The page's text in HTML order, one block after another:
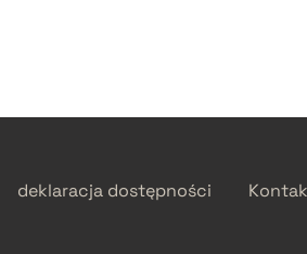
deklaracja dostępności